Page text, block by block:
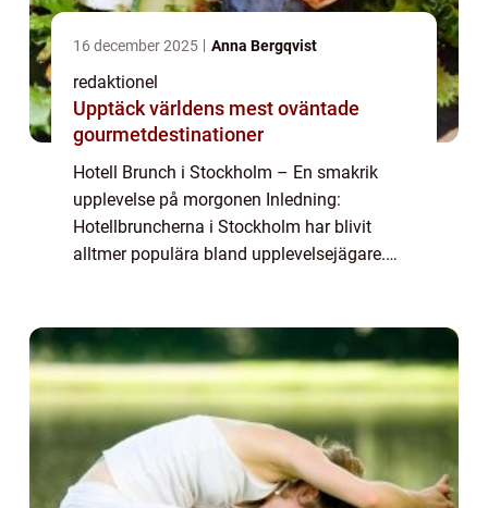
16 december 2025 Anna Bergqvist
redaktionel
Upptäck världens mest oväntade
gourmetdestinationer
Hotell Brunch i Stockholm – En smakrik
upplevelse på morgonen Inledning:
Hotellbruncherna i Stockholm har blivit
alltmer populära bland upplevelsejägare.